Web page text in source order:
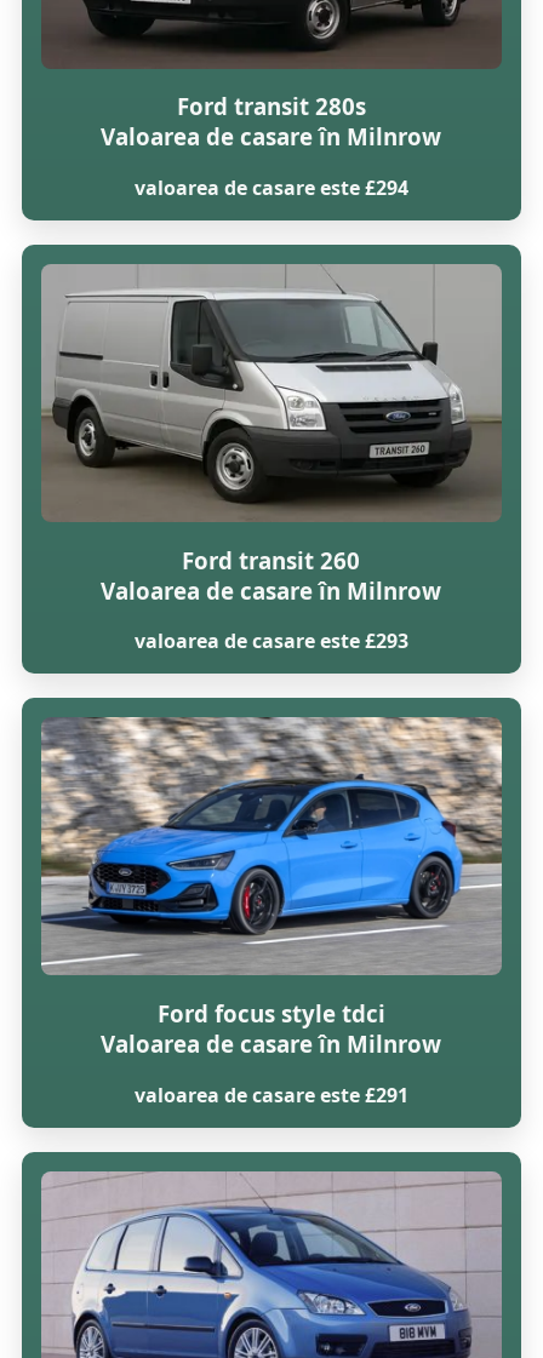
Ford transit 280s
Valoarea de casare în Milnrow
valoarea de casare este £294
Ford transit 260
Valoarea de casare în Milnrow
valoarea de casare este £293
Ford focus style tdci
Valoarea de casare în Milnrow
valoarea de casare este £291